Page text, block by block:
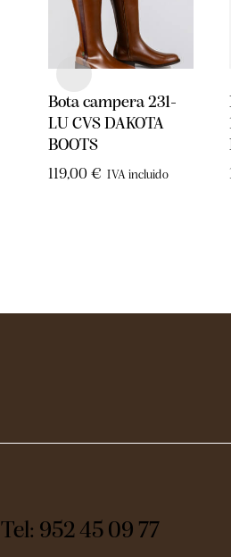
Bota campera 231-
LU CVS DAKOTA
BOOTS
119,00€ IVA incluido
Tel: 952 45 09 77